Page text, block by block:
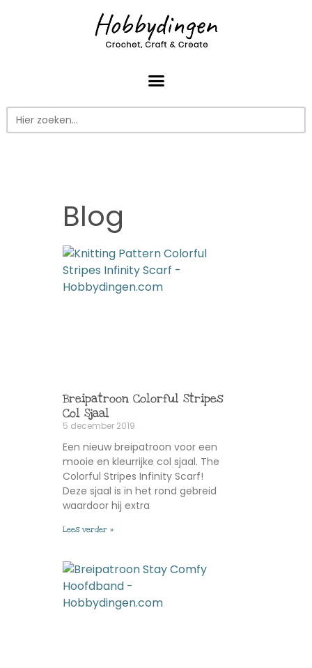
Zoek
naar:
Blog
Breipatroon Colorful Stripes
Col Sjaal
5 december 2019
Een nieuw breipatroon voor een
mooie en kleurrijke col sjaal. The
Colorful Stripes Infinity Scarf!
Deze sjaal is in het rond gebreid
waardoor hij extra
Lees verder »